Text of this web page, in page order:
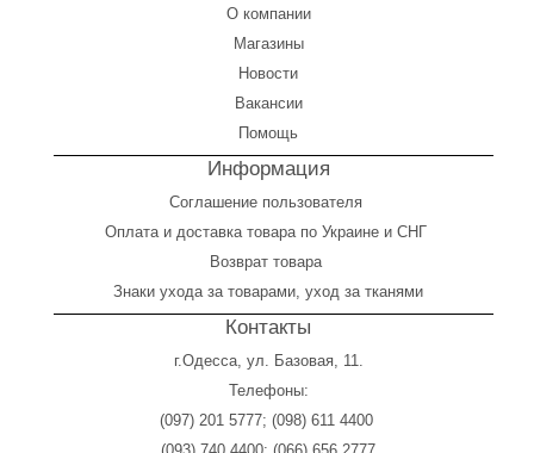
О компании
Магазины
Новости
Вакансии
Помощь
Информация
Соглашение пользователя
Оплата и доставка товара по Украине и СНГ
Возврат товара
Знаки ухода за товарами, уход за тканями
Контакты
г.Одесса, ул. Базовая, 11.
Телефоны:
(097) 201 5777; (098) 611 4400
(093) 740 4400; (066) 656 2777